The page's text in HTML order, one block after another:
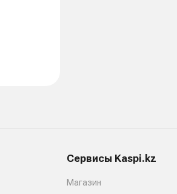
Сервисы Kaspi.kz
Магазин